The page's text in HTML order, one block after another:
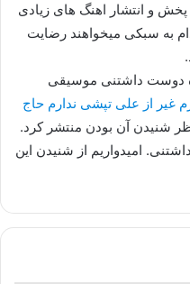
پخش و انتشار اهنگ های زیادی
به سبکی میخواهند رضایت
دوست داشتنی موسیقی
غیر از علی تپشی ندارم حاج
شنیدن آن بودن منتشر کرد.
امیدواریم از شنیدن این